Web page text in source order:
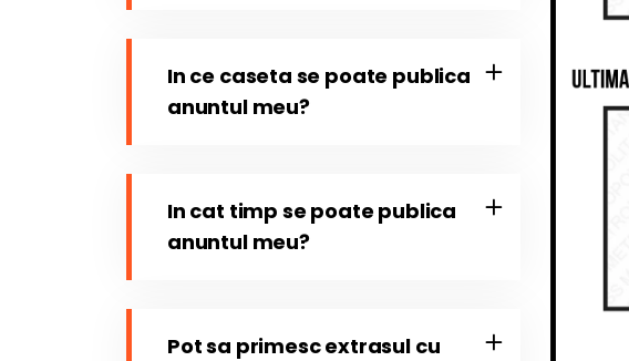
In ce caseta se poate publica
anuntul meu?
In cat timp se poate publica
anuntul meu?
Pot sa primesc extrasul cu